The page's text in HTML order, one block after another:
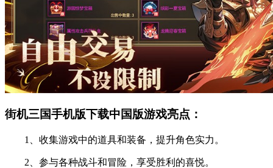
街机三国手机版下载中国版游戏亮点：
1、收集游戏中的道具和装备，提升角色实力。
2、参与各种战斗和冒险，享受胜利的喜悦。